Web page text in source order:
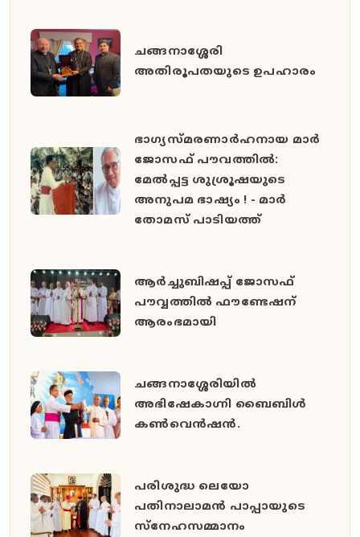
ചങ്ങനാശ്ശേരി
അതിരൂപതയുടെ ഉപഹാരം
ഭാഗ്യസ്മരണാർഹനായ മാർ
ജോസഫ് പൗവത്തിൽ:
മേൽപ്പട്ട ശുശ്രൂഷയുടെ
അനുപമ ഭാഷ്യം ! - മാർ
തോമസ് പാടിയത്ത്
ആർച്ചുബിഷപ്പ് ജോസഫ്
പൗവ്വത്തിൽ ഫൗണ്ടേഷന്
ആരംഭമായി
ചങ്ങനാശ്ശേരിയിൽ
അഭിഷേകാഗ്നി ബൈബിൾ
കൺവെൻഷൻ.
പരിശുദ്ധ ലെയോ
പതിനാലാമൻ പാപ്പായുടെ
സ്നേഹസമ്മാനം